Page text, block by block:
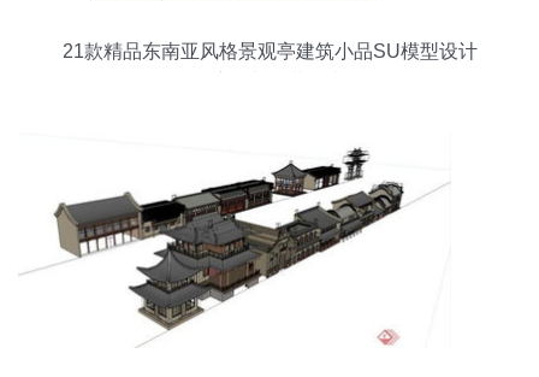
21款精品东南亚风格景观亭建筑小品SU模型设计